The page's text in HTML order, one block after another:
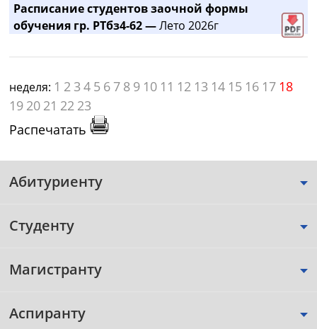
Расписание студентов заочной формы
обучения гр. РТбз4-62 —Лето 2026г
неделя: 1 2 3 4 5 6 7 8 9 10 11 12 13 14 15 16 17 18
19 20 21 22 23
Распечатать
Абитуриенту
Студенту
Магистранту
Аспиранту